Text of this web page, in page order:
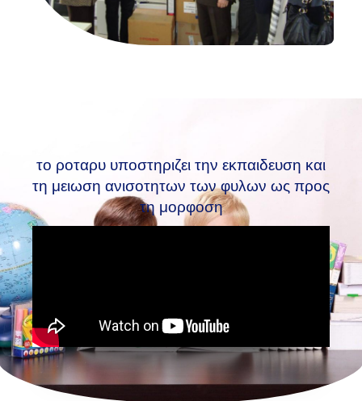
το ροταρυ υποστηριζει την εκπαιδευση και
τη μειωση ανισοτητων των φυλων ως προς
τη μορφοση